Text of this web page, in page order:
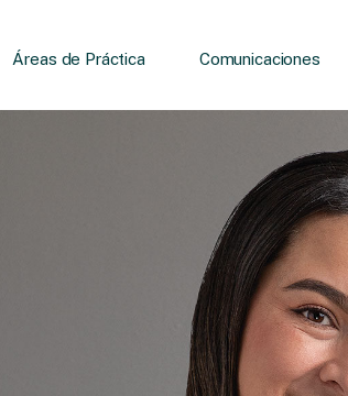
Áreas de Práctica Comunicaciones